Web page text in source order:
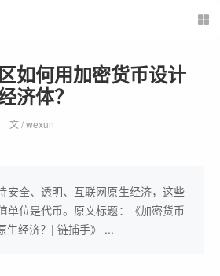
如何用加密货币设计
济体？
文 /wexun
安全、透明、互联网原生经济，这些
单位是代币。原文标题：《加密货币
生经济？| 链捕手》 ...